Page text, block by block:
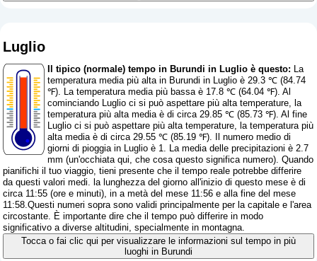
Luglio
Il tipico (normale) tempo in Burundi in Luglio è questo: La
temperatura media più alta in Burundi in Luglio è 29.3 ℃ (84.74
℉). La temperatura media più bassa è 17.8 ℃ (64.04 ℉). Al
cominciando Luglio ci si può aspettare più alta temperature, la
temperatura più alta media è di circa 29.85 ℃ (85.73 ℉). Al fine
Luglio ci si può aspettare più alta temperature, la temperatura più
alta media è di circa 29.55 ℃ (85.19 ℉). Il numero medio di
giorni di pioggia in Luglio è 1. La media delle precipitazioni è 2.7
mm (un'occhiata qui, che cosa questo significa numero). Quando
pianifichi il tuo viaggio, tieni presente che il tempo reale potrebbe differire
da questi valori medi. la lunghezza del giorno all'inizio di questo mese è di
circa 11:55 (ore e minuti), in a metà del mese 11:56 e alla fine del mese
11:58.Questi numeri sopra sono validi principalmente per la capitale e l'area
circostante. È importante dire che il tempo può differire in modo
significativo a diverse altitudini, specialmente in montagna.
Tocca o fai clic qui per visualizzare le informazioni sul tempo in più
luoghi in Burundi